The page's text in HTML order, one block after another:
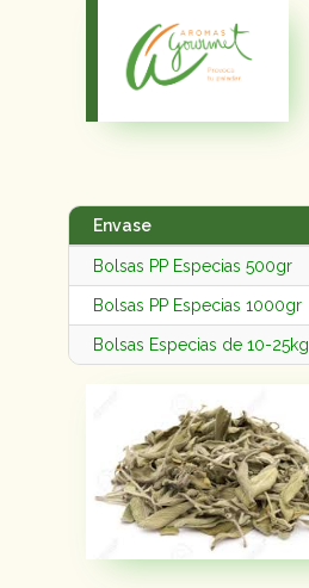
Envase
Bolsas PP Especias 500gr
Bolsas PP Especias 1000gr
Bolsas Especias de 10-25kg